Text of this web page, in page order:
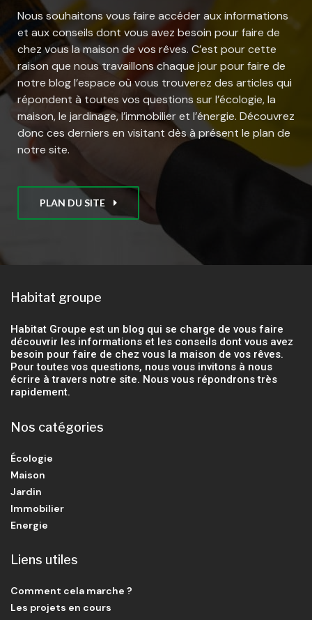
Nous souhaitons vous faire accéder aux informations
et aux conseils dont vous avez besoin pour faire de
chez vous la maison de vos rêves. C’est pour cette
raison que nous travaillons chaque jour pour faire de
notre blog l’espace où vous trouverez des articles qui
répondent à toutes vos questions sur l’écologie, la
maison, le jardinage, l’immobilier et l’énergie. Découvrez
donc ces derniers en visitant dès à présent le plan de
notre site.
PLAN DU SITE
Habitat groupe
Habitat Groupe est un blog qui se charge de vous faire
découvrir les informations et les conseils dont vous avez
besoin pour faire de chez vous la maison de vos rêves.
Pour toutes vos questions, nous vous invitons à nous
écrire à travers notre site. Nous vous répondrons très
rapidement.
Nos catégories
Écologie
Maison
Jardin
Immobilier
Energie
Liens utiles
Comment cela marche ?
Les projets en cours